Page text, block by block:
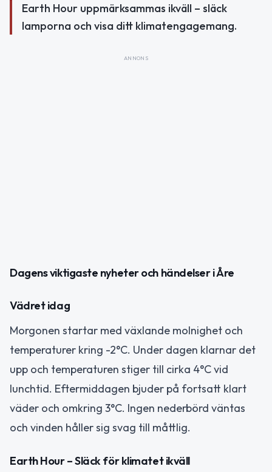
Earth Hour uppmärksammas ikväll – släck
lamporna och visa ditt klimatengagemang.
ANNONS
Dagens viktigaste nyheter och händelser i Åre
Vädret idag
Morgonen startar med växlande molnighet och
temperaturer kring -2°C. Under dagen klarnar det
upp och temperaturen stiger till cirka 4°C vid
lunchtid. Eftermiddagen bjuder på fortsatt klart
väder och omkring 3°C. Ingen nederbörd väntas
och vinden håller sig svag till måttlig.
Earth Hour – Släck för klimatet ikväll